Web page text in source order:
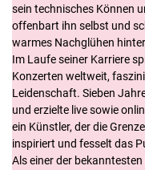
sein technisches Können
offenbart ihn selbst und
warmes Nachglühen
Im Laufe seiner Karriere
Konzerten weltweit,
Leidenschaft. Sieben
und erzielte live sowie
ein Künstler, der die
inspiriert und fesselt das
Als einer der